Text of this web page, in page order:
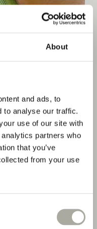
About
and ads, to
to analyse our traffic.
use of our site with
partners who
that you’ve
from your use